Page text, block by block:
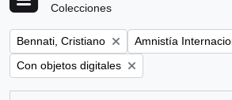
Colecciones
Remove filter:
Bennati, Cristiano Remove filter:
Amnistía
Remove filter:
Con objetos digitales